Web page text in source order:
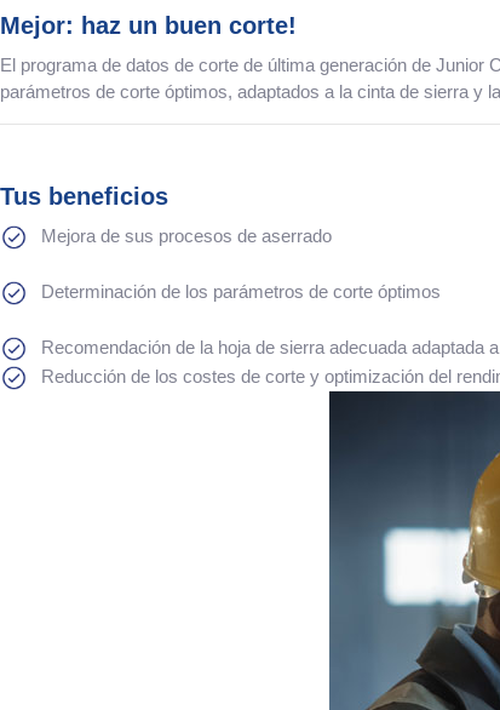
Mejor: haz un buen corte!
El programa de datos de corte de última generación de
parámetros de corte óptimos, adaptados a la cinta de sierra y
Tus beneficios
Mejora de sus procesos de aserrado
Determinación de los parámetros de corte óptimos
Recomendación de la hoja de sierra adecuada adaptada
Reducción de los costes de corte y optimización del